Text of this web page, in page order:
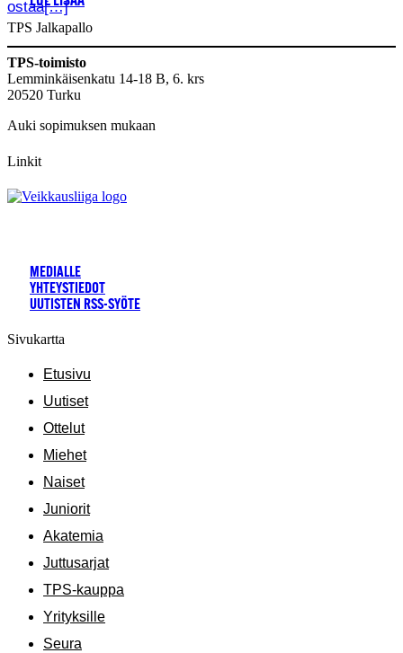
ostaa[…]
TPS Jalkapallo
TPS-toimisto
Lemminkäisenkatu 14-18 B, 6. krs
20520 Turku
Auki sopimuksen mukaan
Linkit
MEDIALLE
YHTEYSTIEDOT
UUTISTEN RSS-SYÖTE
Sivukartta
Etusivu
Uutiset
Ottelut
Miehet
Naiset
Juniorit
Akatemia
Juttusarjat
TPS-kauppa
Yrityksille
Seura